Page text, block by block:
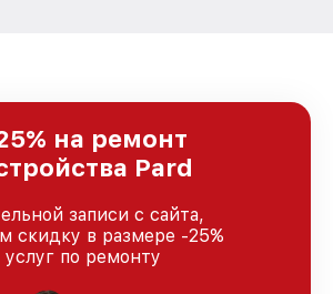
на ремонт
Pard
записи с сайта,
скидку в размере -25%
услуг по ремонту